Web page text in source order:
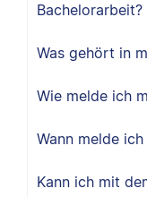
Bachelorarbeit?
Was gehört in
Wie melde ich
Wann melde
Kann ich mit